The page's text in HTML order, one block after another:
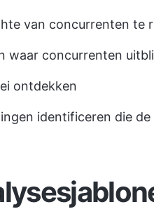
van concurrenten te
waar concurrenten
ontdekken
identificeren die de